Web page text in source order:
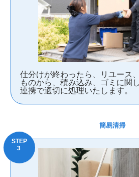
仕分けが終わったら、リユース
ものから、積み込み、ゴミに関
連携で適切に処理いたします。
簡易清掃